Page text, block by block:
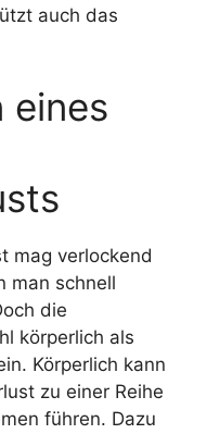
auch das
eines
mag verlockend
man schnell
die
körperlich als
Körperlich kann
zu einer Reihe
führen. Dazu